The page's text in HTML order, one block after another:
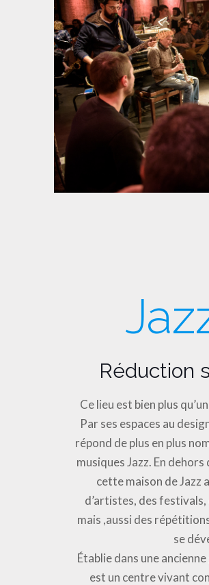
Réduction
Ce lieu est bien plus
Par ses espaces au
répond de plus en plus
musiques Jazz. En
cette maison de Jazz
d’artistes, des
mais ,aussi des
se
Établie dans une
est un centre vivant